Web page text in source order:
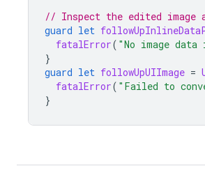
// Inspect the edited image
guard let
fatalError( "No image
}
guard let followUpUIImage =
fatalError( "Failed to
}